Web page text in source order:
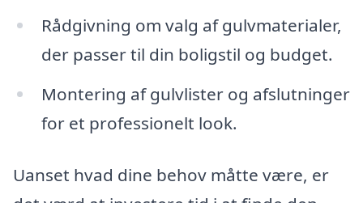
Rådgivning om valg af gulvmaterialer,
der passer til din boligstil og budget.
Montering af gulvlister og afslutninger
for et professionelt look.
Uanset hvad dine behov måtte være, er